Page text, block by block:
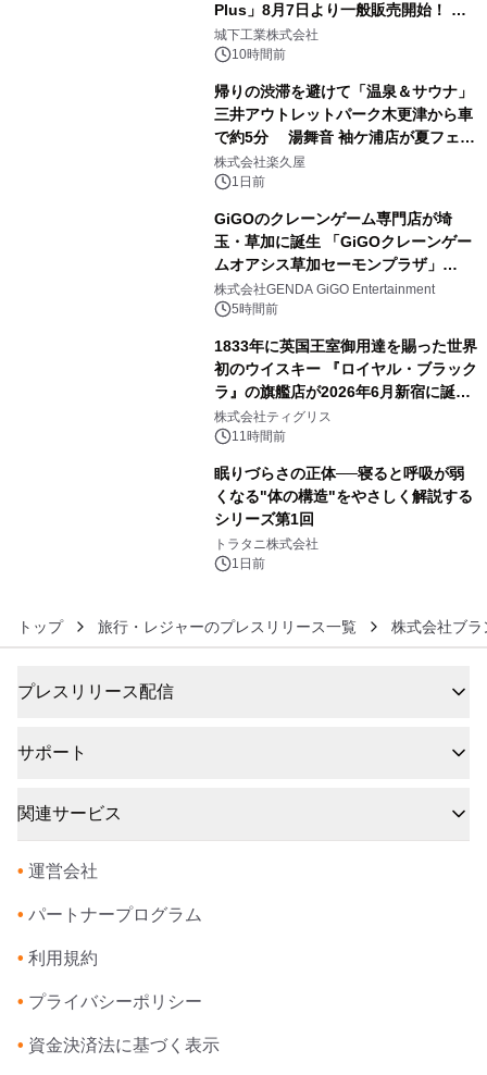
Plus」8月7日より一般販売開始！ ケ
ーブル1本つなぐだけ、テレビの音が
ぐっと豊かに
城下工業株式会社
10時間前
帰りの渋滞を避けて「温泉＆サウナ」
三井アウトレットパーク木更津から車
で約5分 湯舞音 袖ケ浦店が夏フェア
メニューを提供
株式会社楽久屋
1日前
GiGOのクレーンゲーム専門店が埼
玉・草加に誕生 「GiGOクレーンゲー
ムオアシス草加セーモンプラザ」
2026年8月7日(金)10時グランドオープ
ン
株式会社GENDA GiGO Entertainment
5時間前
1833年に英国王室御用達を賜った世界
初のウイスキー 『ロイヤル・ブラック
ラ』の旗艦店が2026年6月新宿に誕
生 バカルディ ジャパンと連携した
没入型バー「BAR Arca」
株式会社ティグリス
11時間前
眠りづらさの正体──寝ると呼吸が弱
くなる"体の構造"をやさしく解説する
シリーズ第1回
トラタニ株式会社
1日前
トップ 旅行・レジャーのプレスリリース一覧 株式会社ブ
プレスリリース配信
サポート
関連サービス
• 運営会社
• パートナープログラム
• 利用規約
• プライバシーポリシー
• 資金決済法に基づく表示